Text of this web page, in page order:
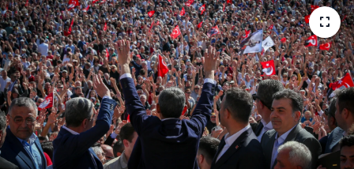
Politika
Sağlık
Spor
Yaşam